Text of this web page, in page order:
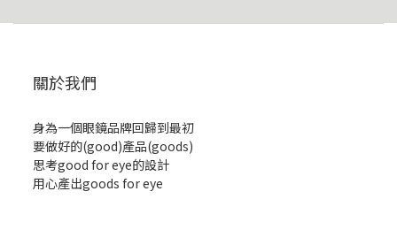
關於我們
身為一個眼鏡品牌回歸到最初
要做好的(good)產品(goods)
思考good for eye的設計
用心產出goods for eye